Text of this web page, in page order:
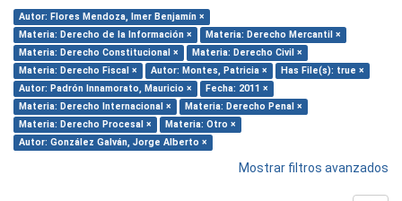
Autor: Flores Mendoza, Imer Benjamín ×
Materia: Derecho de la Información ×
Materia: Derecho Mercantil ×
Materia: Derecho Constitucional ×
Materia: Derecho Civil ×
Materia: Derecho Fiscal ×
Autor: Montes, Patricia ×
Has File(s): true ×
Autor: Padrón Innamorato, Mauricio ×
Fecha: 2011 ×
Materia: Derecho Internacional ×
Materia: Derecho Penal ×
Materia: Derecho Procesal ×
Materia: Otro ×
Autor: González Galván, Jorge Alberto ×
Mostrar filtros avanzados